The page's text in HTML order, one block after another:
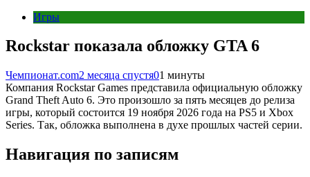
Игры
Rockstar показала обложку GTA 6
Чемпионат.com2 месяца спустя01 минуты
Компания Rockstar Games представила официальную обложку
Grand Theft Auto 6. Это произошло за пять месяцев до релиза
игры, который состоится 19 ноября 2026 года на PS5 и Xbox
Series. Так, обложка выполнена в духе прошлых частей серии.
Навигация по записям